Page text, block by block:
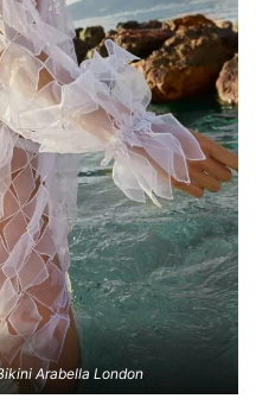
Arabella London